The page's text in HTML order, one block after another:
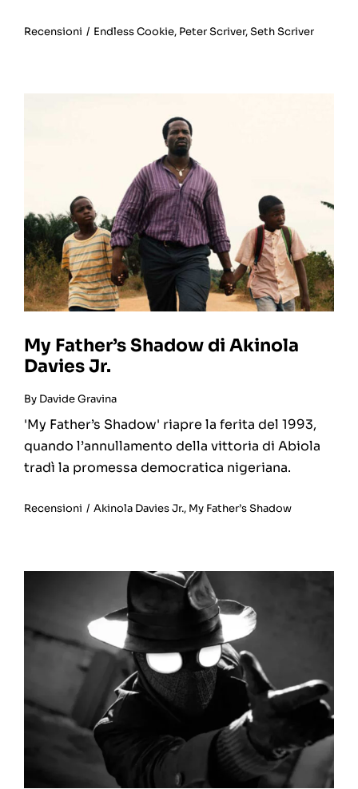
Recensioni / Endless Cookie, Peter Scriver,Seth Scriver
My Father’s Shadow di Akinola
Davies Jr.
By Davide Gravina
'My Father’s Shadow' riapre la ferita del 1993,
quando l’annullamento della vittoria di Abiola
tradì la promessa democratica nigeriana.
Recensioni / Akinola Davies Jr., My Father’s Shadow